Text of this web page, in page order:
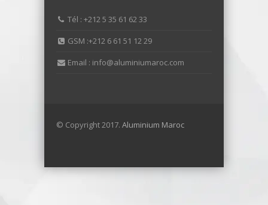
Tél : +212 5 35 61 62 33
GSM :+212 6 61 51 12 29
Email : info@aluminiumaroc.com
© Copyright 2017. Aluminium Maroc